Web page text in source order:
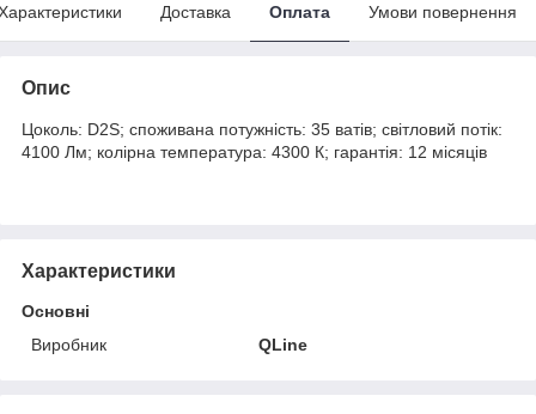
Доставка Оплата Умови повернення
Опис
Цоколь: D2S; споживана потужність: 35 ватів; світловий потік:
4100 Лм; колірна температура: 4300 К; гарантія: 12 місяців
Характеристики
Основні
Виробник
QLine